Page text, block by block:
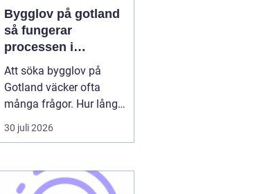
Bygglov på gotland
så fungerar
processen i
praktiken
Att söka bygglov på
Gotland väcker ofta
många frågor. Hur lång
tid tar det? Vilka
handlingar behövs? Och
nära havet eller i Visbys
känsliga kulturmiljö? För
30 juli 2026